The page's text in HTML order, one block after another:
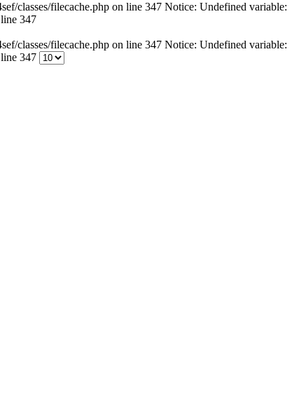
classes/filecache.php on line 347 Notice: Undefined variable:
347
classes/filecache.php on line 347 Notice: Undefined variable:
347